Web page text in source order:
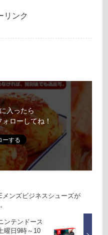
リンク
入ったら
ローしてね！
メンズビジネスシューズが
ンテンドース
曜日9時～10